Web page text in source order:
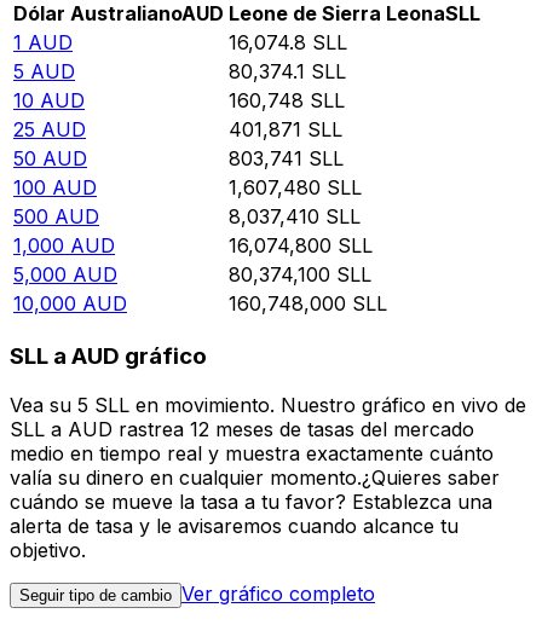
Dólar AustralianoAUD Leone de Sierra LeonaSLL
1 AUD 16,074.8 SLL
5 AUD 80,374.1 SLL
10 AUD 160,748 SLL
25 AUD 401,871 SLL
50 AUD 803,741 SLL
100 AUD 1,607,480 SLL
500 AUD 8,037,410 SLL
1,000 AUD 16,074,800 SLL
5,000 AUD 80,374,100 SLL
10,000 AUD 160,748,000 SLL
SLL a AUD gráfico
Vea su 5 SLL en movimiento. Nuestro gráfico en vivo de
SLL a AUD rastrea 12 meses de tasas del mercado
medio en tiempo real y muestra exactamente cuánto
valía su dinero en cualquier momento.¿Quieres saber
cuándo se mueve la tasa a tu favor? Establezca una
alerta de tasa y le avisaremos cuando alcance tu
objetivo.
Seguir tipo de cambio Ver gráfico completo